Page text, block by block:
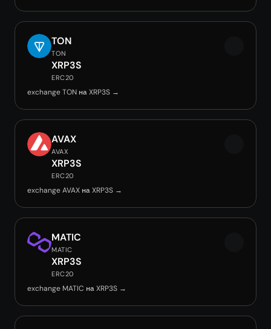
TON
TON
XRP3S
ERC20
exchange TON на XRP3S →
AVAX
AVAX
XRP3S
ERC20
exchange AVAX на XRP3S →
MATIC
MATIC
XRP3S
ERC20
exchange MATIC на XRP3S →